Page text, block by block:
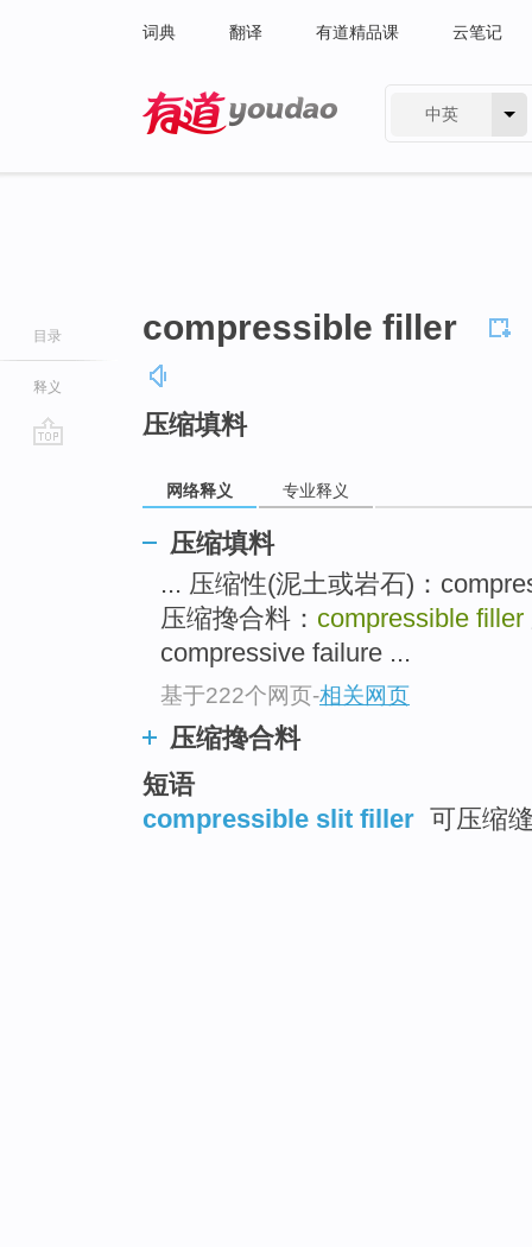
词典 翻译 有道精品课 云笔记
中英
目录
释义
compressible filler
压缩填料
网络释义 专业释义
压缩填料
... 压缩性(泥土或岩石)：
压缩搀合料： compressible filler
compressive failure ...
基于222个网页-相关网页
压缩搀合料
短语
compressible slit filler 可压缩